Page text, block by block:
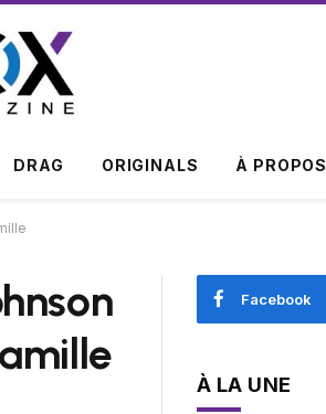
DRAG ORIGINALS À PROPOS
Facebook
À LA UNE